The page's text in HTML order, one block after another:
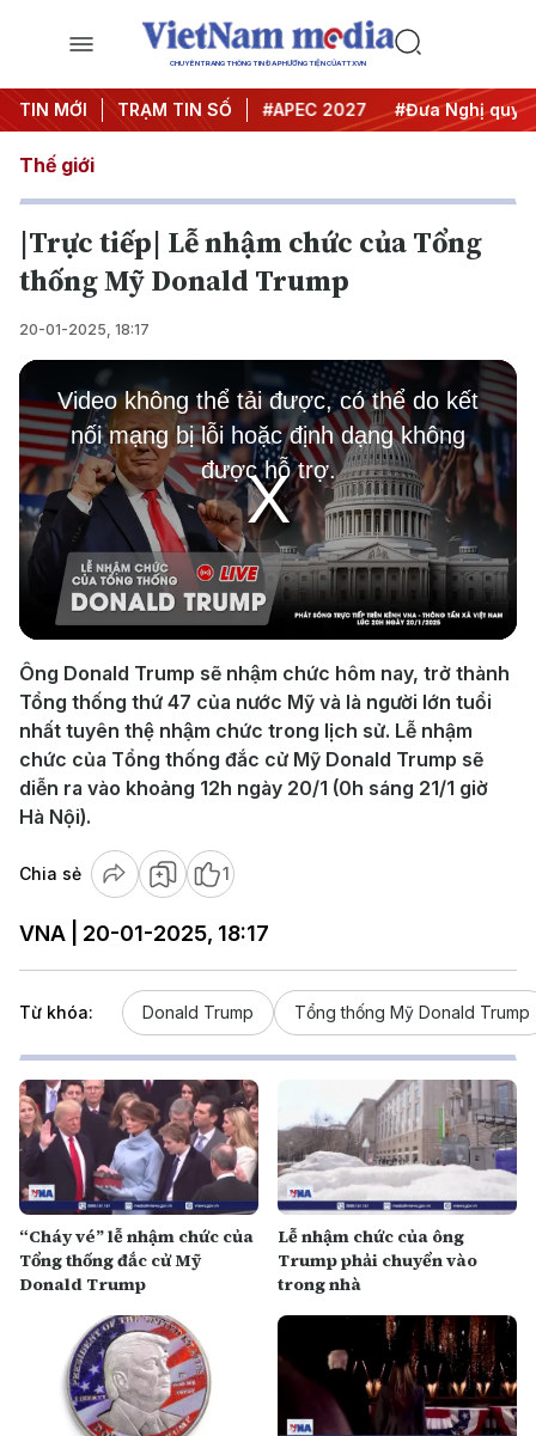
CHUYÊN TRANG THÔNG TIN ĐA PHƯƠNG TIỆN CỦA TTXVN
TIN MỚI TRẠM TIN SỐ
#Hội nghị Trung ương 3 #APEC 2027 #Đưa Nghị quyết
Thế giới
|Trực tiếp| Lễ nhậm chức của Tổng
thống Mỹ Donald Trump
20-01-2025, 18:17
Play
Video
This
a
modal
window.
Video không thể tải được, có thể do kết
nối mạng bị lỗi hoặc định dạng không
được hỗ trợ.
Ông Donald Trump sẽ nhậm chức hôm nay, trở thành
Tổng thống thứ 47 của nước Mỹ và là người lớn tuổi
nhất tuyên thệ nhậm chức trong lịch sử. Lễ nhậm
chức của Tổng thống đắc cử Mỹ Donald Trump sẽ
diễn ra vào khoảng 12h ngày 20/1 (0h sáng 21/1 giờ
Hà Nội).
Chia sẻ 1
VNA | 20-01-2025, 18:17
Từ khóa: Donald Trump Tổng thống Mỹ Donald Trump
“Cháy vé” lễ nhậm chức của
Tổng thống đắc cử Mỹ
Donald Trump
Lễ nhậm chức của ông
Trump phải chuyển vào
trong nhà